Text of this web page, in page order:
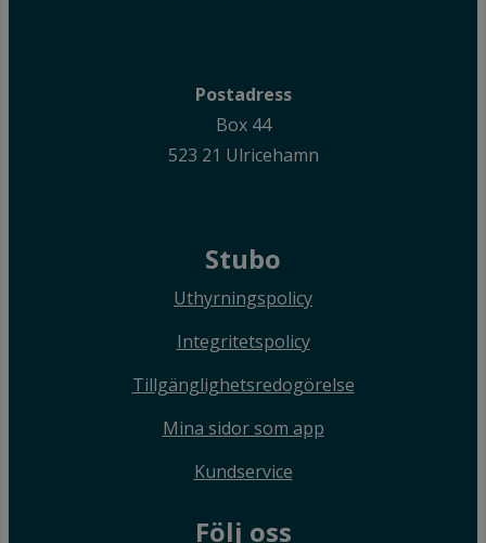
Postadress
Box 44
523 21 Ulricehamn
Stubo
Uthyrningspolicy
Integritetspolicy
Tillgänglighetsredogörelse
Mina sidor som app
Kundservice
Följ oss